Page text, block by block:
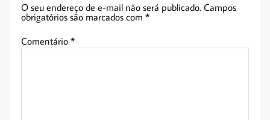
O seu endereço de e-mail não será publicado. Campos
obrigatórios são marcados com*
Comentário*